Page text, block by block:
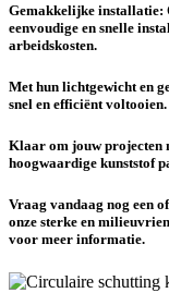
Gemakkelijke installatie:
eenvoudige en snelle
arbeidskosten.
Met hun lichtgewicht en
snel en efficiënt
Klaar om jouw projecten
hoogwaardige kunststof
Vraag vandaag nog een
onze sterke en
voor meer informatie.